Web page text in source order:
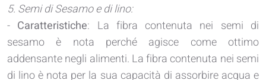
5. Semi di Sesamo e di lino:
- Caratteristiche: La fibra contenuta nei semi di
sesamo è nota perché agisce come ottimo
addensante negli alimenti. La fibra contenuta nei semi
di lino è nota per la sua capacità di assorbire acqua e